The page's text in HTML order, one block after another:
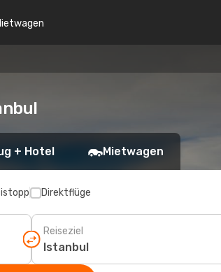
+ Hotel Mietwagen
Direktflüge
Reiseziel